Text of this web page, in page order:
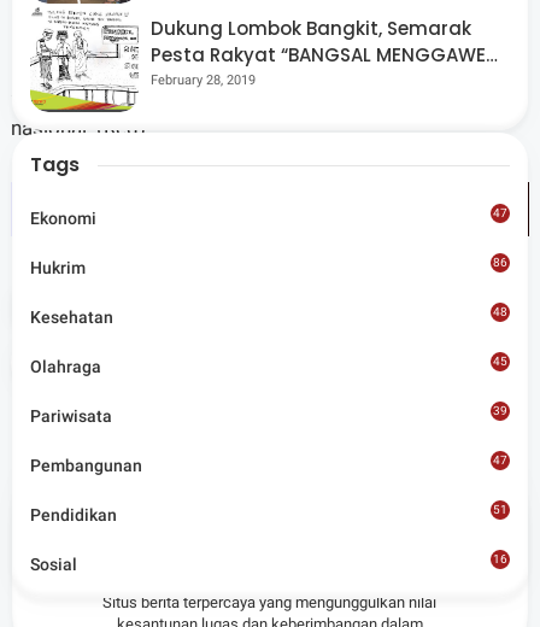
Pemprov NTB optimistis, dengan sinergi bersama
pemerintah pusat, perhatian terhadap sekolah swasta
akan semakin kuat dan merata dalam sistem pendidikan
nasional. (Red)
Share
Situs berita terpercaya yang mengunggulkan nilai
Dukung Lombok Bangkit, Semarak
Pesta Rakyat “BANGSAL MENGGAWE”
Kembali Digelar Para Seniman Di
February 28, 2019
Tags
Ekonomi 47
Hukrim 86
Kesehatan 48
Olahraga 45
Pariwisata 39
Pembangunan 47
Pendidikan 51
Sosial
16